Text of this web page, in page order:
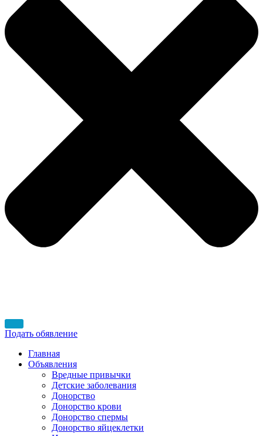
Подать обявление
Главная
Объявления
Вредные привычки
Детские заболевания
Донорство
Донорство крови
Донорство спермы
Донорство яйцеклетки